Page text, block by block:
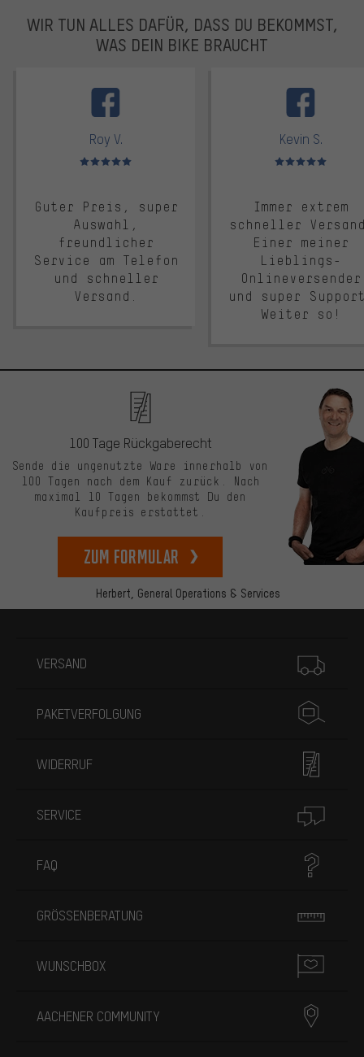
WIR TUN ALLES DAFÜR, DASS DU BEKOMMST,
WAS DEIN BIKE BRAUCHT
Roy V.
Bewertungen: 5 von 5
Guter Preis, super
Auswahl,
freundlicher
Service am Telefon
und schneller
Versand.
Kevin S.
Bewertungen: 5 von 5
Immer extrem
schneller
Einer meiner
Lieblings-
Onlineversender
und super
Weiter so!
Herbert, General Operations & Services
100 Tage Rückgaberecht
Sende die ungenutzte Ware innerhalb von
100 Tagen nach dem Kauf zurück. Nach
maximal 10 Tagen bekommst Du den
Kaufpreis erstattet.
zum Formular
VERSAND
PAKETVERFOLGUNG
WIDERRUF
SERVICE
FAQ
GRÖSSENBERATUNG
WUNSCHBOX
AACHENER COMMUNITY